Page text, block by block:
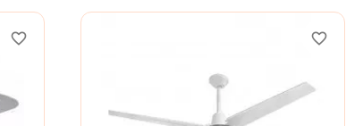
favorite_border favorite_border